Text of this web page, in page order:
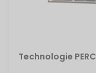
Technologie